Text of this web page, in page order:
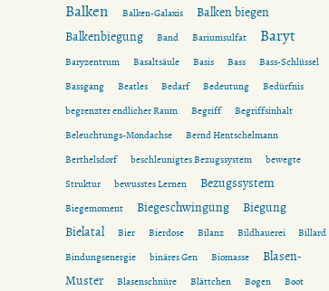
Balken Balken-Galaxis
Balken biegen
Balkenbiegung
Band Bariumsulfat Baryt
Baryzentrum Basaltsäule Basis Bass
Bass-Schlüssel
Bassgang
Beatles Bedarf Bedeutung
Bedürfnis
begrenzter endlicher Raum
Begriff
Begriffsinhalt
Beleuchtungs-Mondachse
Bernd Hentschelmann
Berthelsdorf
beschleunigtes Bezugssystem
bewegte
Struktur
bewusstes Lernen Bezugssystem
Biegemoment Biegeschwingung
Biegung
Bielatal
Bier Bierdose Bilanz Bildhauerei
Billard
Bindungsenergie
binäres Gen Biomasse
Blasen-
Muster
Blasenschnüre Blättchen Bogen
Boot